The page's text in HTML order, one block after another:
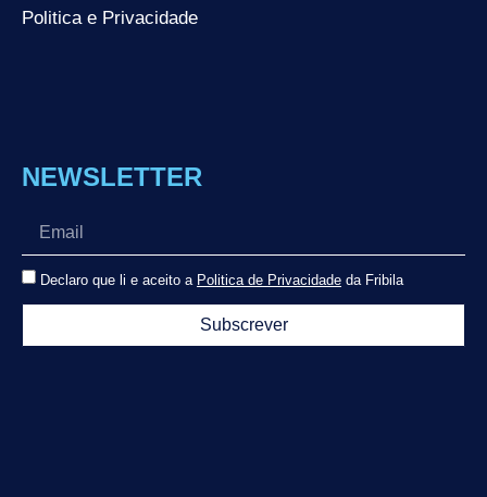
Politica e Privacidade
NEWSLETTER
Declaro que li e aceito a Politica de Privacidade da Fribila
Subscrever